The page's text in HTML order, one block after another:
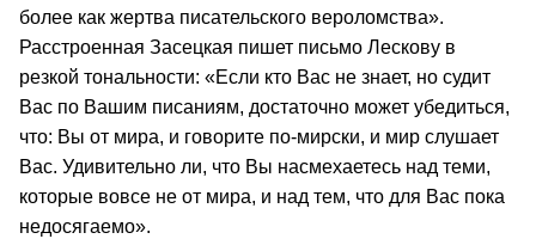
более как жертва писательского вероломства».
Расстроенная Засецкая пишет письмо Лескову в
резкой тональности: «Если кто Вас не знает, но судит
Вас по Вашим писаниям, достаточно может убедиться,
что: Вы от мира, и говорите по-мирски, и мир слушает
Вас. Удивительно ли, что Вы насмехаетесь над теми,
которые вовсе не от мира, и над тем, что для Вас пока
недосягаемо».